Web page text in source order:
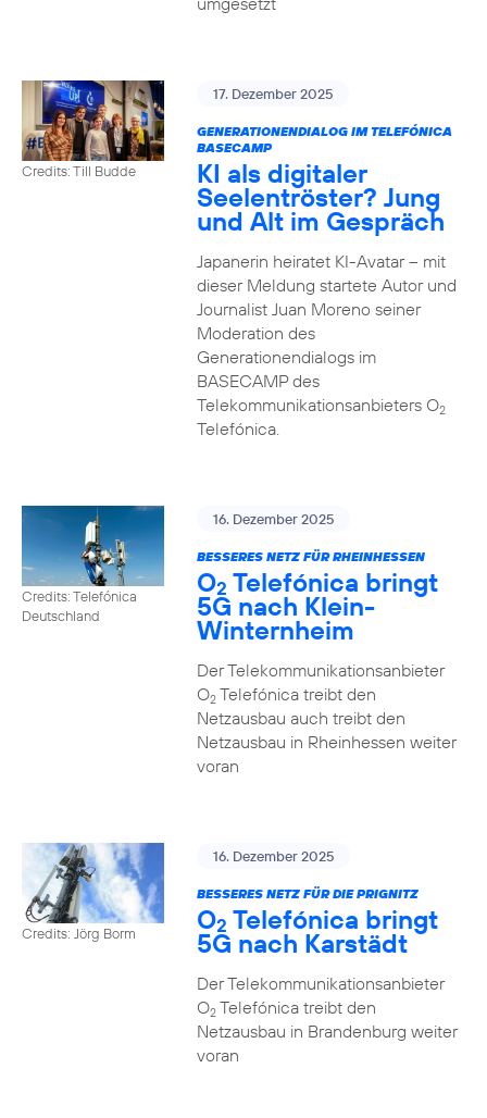
Credits: Till Budde
17. Dezember 2025
GENERATIONENDIALOG IM TELEFÓNICA
BASECAMP
KI als digitaler
Seelentröster? Jung
und Alt im Gespräch
Japanerin heiratet KI-Avatar – mit
dieser Meldung startete Autor und
Journalist Juan Moreno seiner
Moderation des
Generationendialogs im
BASECAMP des
Telekommunikationsanbieters O2
Telefónica.
Credits: Telefónica
Deutschland
16. Dezember 2025
BESSERES NETZ FÜR RHEINHESSEN
O2 Telefónica bringt
5G nach Klein-
Winternheim
Der Telekommunikationsanbieter
O2Telefónica treibt den
Netzausbau auch treibt den
Netzausbau in Rheinhessen weiter
voran
Credits: Jörg Borm
16. Dezember 2025
BESSERES NETZ FÜR DIE PRIGNITZ
O2 Telefónica bringt
5G nach Karstädt
Der Telekommunikationsanbieter
O2Telefónica treibt den
Netzausbau in Brandenburg weiter
voran